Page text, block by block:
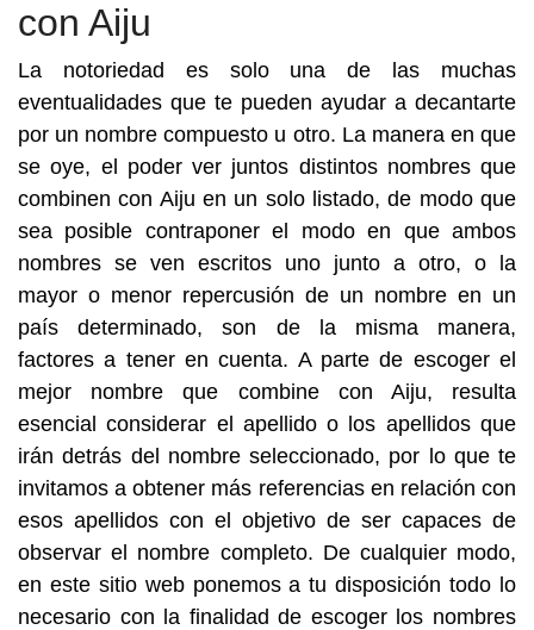
con Aiju
La notoriedad es solo una de las muchas
eventualidades que te pueden ayudar a decantarte
por un nombre compuesto u otro. La manera en que
se oye, el poder ver juntos distintos nombres que
combinen con Aiju en un solo listado, de modo que
sea posible contraponer el modo en que ambos
nombres se ven escritos uno junto a otro, o la
mayor o menor repercusión de un nombre en un
país determinado, son de la misma manera,
factores a tener en cuenta. A parte de escoger el
mejor nombre que combine con Aiju, resulta
esencial considerar el apellido o los apellidos que
irán detrás del nombre seleccionado, por lo que te
invitamos a obtener más referencias en relación con
esos apellidos con el objetivo de ser capaces de
observar el nombre completo. De cualquier modo,
en este sitio web ponemos a tu disposición todo lo
necesario con la finalidad de escoger los nombres